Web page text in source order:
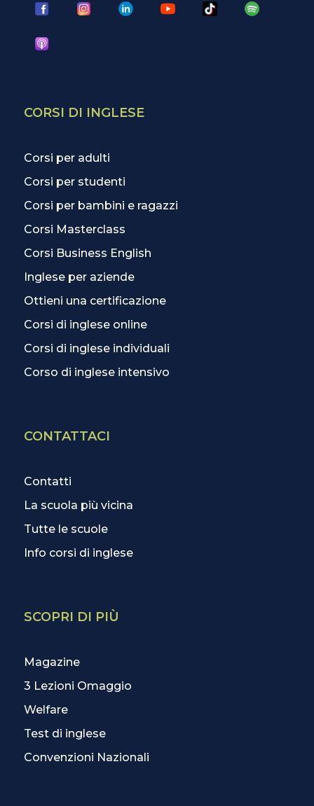
CORSI DI INGLESE
Corsi per adulti
Corsi per studenti
Corsi per bambini e ragazzi
Corsi Masterclass
Corsi Business English
Inglese per aziende
Ottieni una certificazione
Corsi di inglese online
Corsi di inglese individuali
Corso di inglese intensivo
CONTATTACI
Contatti
La scuola più vicina
Tutte le scuole
Info corsi di inglese
SCOPRI DI PIÙ
Magazine
3 Lezioni Omaggio
Welfare
Test di inglese
Convenzioni Nazionali